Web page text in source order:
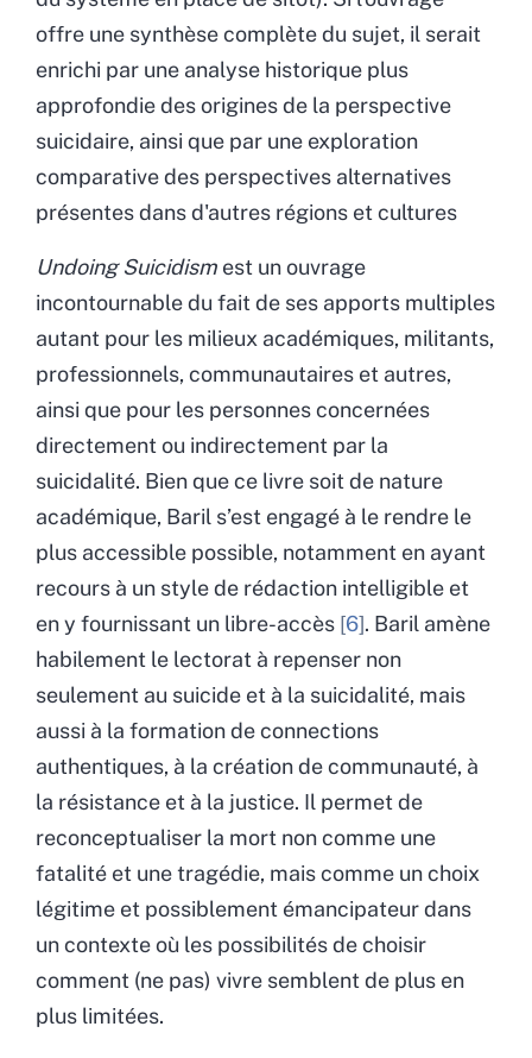
offre une synthèse complète du sujet, il serait
enrichi par une analyse historique plus
approfondie des origines de la perspective
suicidaire, ainsi que par une exploration
comparative des perspectives alternatives
présentes dans d'autres régions et cultures
Undoing Suicidism est un ouvrage
incontournable du fait de ses apports multiples
autant pour les milieux académiques, militants,
professionnels, communautaires et autres,
ainsi que pour les personnes concernées
directement ou indirectement par la
suicidalité. Bien que ce livre soit de nature
académique, Baril s’est engagé à le rendre le
plus accessible possible, notamment en ayant
recours à un style de rédaction intelligible et
en y fournissant un libre-accès 6 . Baril amène
habilement le lectorat à repenser non
seulement au suicide et à la suicidalité, mais
aussi à la formation de connections
authentiques, à la création de communauté, à
la résistance et à la justice. Il permet de
reconceptualiser la mort non comme une
fatalité et une tragédie, mais comme un choix
légitime et possiblement émancipateur dans
un contexte où les possibilités de choisir
comment (ne pas) vivre semblent de plus en
plus limitées.